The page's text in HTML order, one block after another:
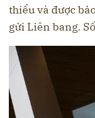
thiểu và được
gửi Liên bang.